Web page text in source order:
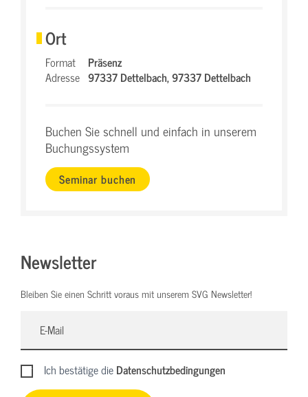
Ort
Format
Präsenz
Adresse 97337 Dettelbach,97337 Dettelbach
Buchen Sie schnell und einfach in unserem
Buchungssystem
Seminar buchen
Newsletter
Bleiben Sie einen Schritt voraus mit unserem SVG Newsletter!
Ich bestätige dieDatenschutzbedingungen